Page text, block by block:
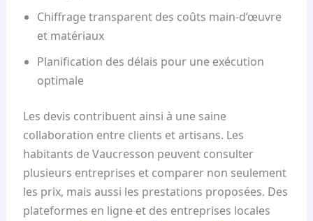
Chiffrage transparent des coûts main-d’œuvre
et matériaux
Planification des délais pour une exécution
optimale
Les devis contribuent ainsi à une saine
collaboration entre clients et artisans. Les
habitants de Vaucresson peuvent consulter
plusieurs entreprises et comparer non seulement
les prix, mais aussi les prestations proposées. Des
plateformes en ligne et des entreprises locales